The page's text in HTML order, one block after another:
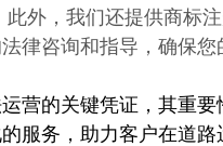
外，我们还提供商标
律咨询和指导，确保
营的关键凭证，其重
服务，助力客户在道路